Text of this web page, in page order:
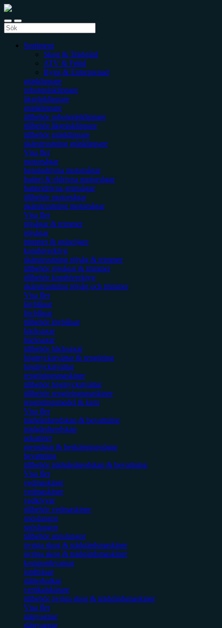
Sortiment
Skog & Trädgård
ATV & Fritid
Bygg & Entreprenad
gräsklippare
robotgräsklippare
åkgräsklippare
gräsklippare
tillbehör robotgräsklippare
tillbehör åkgräsklippare
tillbehör gräsklippare
skärutrustning gräsklippare
Visa fler
motorsågar
bensindrivna motorsågar
batteri & eldrivna motorsågar
batteridrivna grensågar
tillbehör motorsågar
skärutrustning motorsågar
Visa fler
röjsågar & trimmer
röjsågar
trimmer & gräsröjare
kombiverktyg
skärutrustning röjsåg & trimmer
tillbehör röjsågar & trimmer
tillbehör kombiverktyg
skärutrustning röjsåg och trimmer
Visa fler
lövblåsar
lövblåsar
tillbehör lövblåsar
häcksaxar
häcksaxar
tillbehör häcksaxar
högtryckstvättar & rengöring
högtryckstvättar
rengöringsmaskiner
tillbehör högtryckstvättar
tillbehör rengöringsmaskiner
rengöringsmedel & kem
Visa fler
trädgårdsredskap & bevattning
trädgårdsredskap
sekatörer
grensågar & beskärningssågar
bevattning
tillbehör trädgårdsredskap & bevattning
Visa fler
vedmaskiner
vedmaskiner
vedklyvar
tillbehör vedmaskiner
snöslungor
snöslungor
tillbehör snöslungor
övriga skog & trädgårdsmaskiner
övriga skog & trädgårdsmaskiner
kompostkvarnar
jordfräsar
slåtterbalkar
vertikalskärare
tillbehör övriga skog & trädgårdsmaskiner
Visa fler
släpvagnar
släpvagnar